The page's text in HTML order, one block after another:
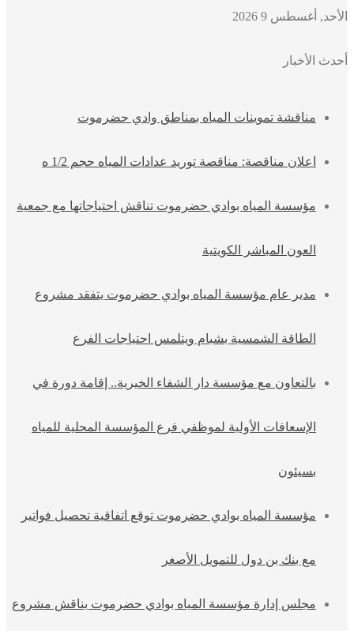
الأحد, أغسطس 9 2026
أحدث الأخبار
مناقشة تموينات المياه بمناطق وادي حضرموت
اعلان مناقصة: مناقصة توريد عدادات المياه حجم 1/2 ه
مؤسسة المياه بوادي حضرموت تناقش احتياجاتها مع جمعية
العون المباشر الكويتية
مدير عام مؤسسة المياه بوادي حضرموت يتفقد مشروع
الطاقة الشمسية بشبام ويتلمس احتياجات الفرع
بالتعاون مع مؤسسة دار الشفاء الخيرية.. إقامة دورة في
الإسعافات الأولية لموظفي فرع المؤسسة المحلية للمياه
بسيئون
مؤسسة المياه بوادي حضرموت توقع اتفاقية تحصيل فواتير
مع بنك بن دول للتمويل الأصغر
مجلس إدارة مؤسسة المياه بوادي حضرموت يناقش مشروع